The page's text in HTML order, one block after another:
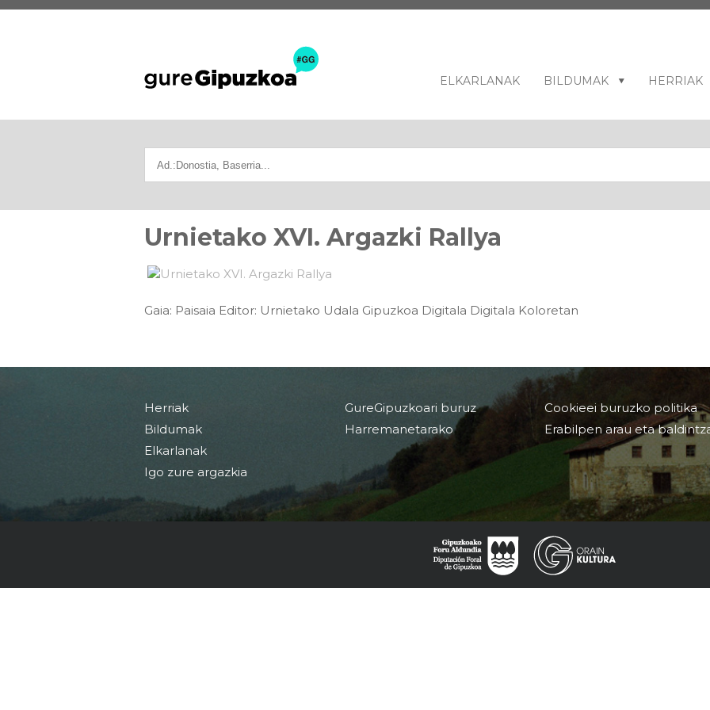
ELKARLANAK BILDUMAK HERRIAK
Urnietako XVI. Argazki Rallya
Gaia: Paisaia Editor: Urnietako Udala Gipuzkoa Digitala Digitala Koloretan
Herriak
Bildumak
Elkarlanak
Igo zure argazkia
GureGipuzkoari buruz
Harremanetarako
Cookieei buruzko politika
Erabilpen arau eta